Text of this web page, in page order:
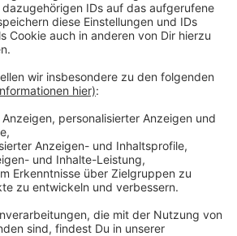
bleiben!
mehr - mit unserem kostenlosen
Newsletter. Ob Nachrichten,
unsere neuesten Aktionen - wir
informieren dich.
Newsletter anmelden